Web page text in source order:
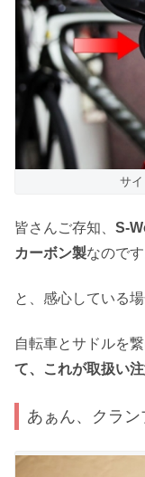
サイ
皆さんご存知、 S-
カーボン製なので
と、感心している
自転車とサドルを
て、これが取扱い
あぁん、クラン